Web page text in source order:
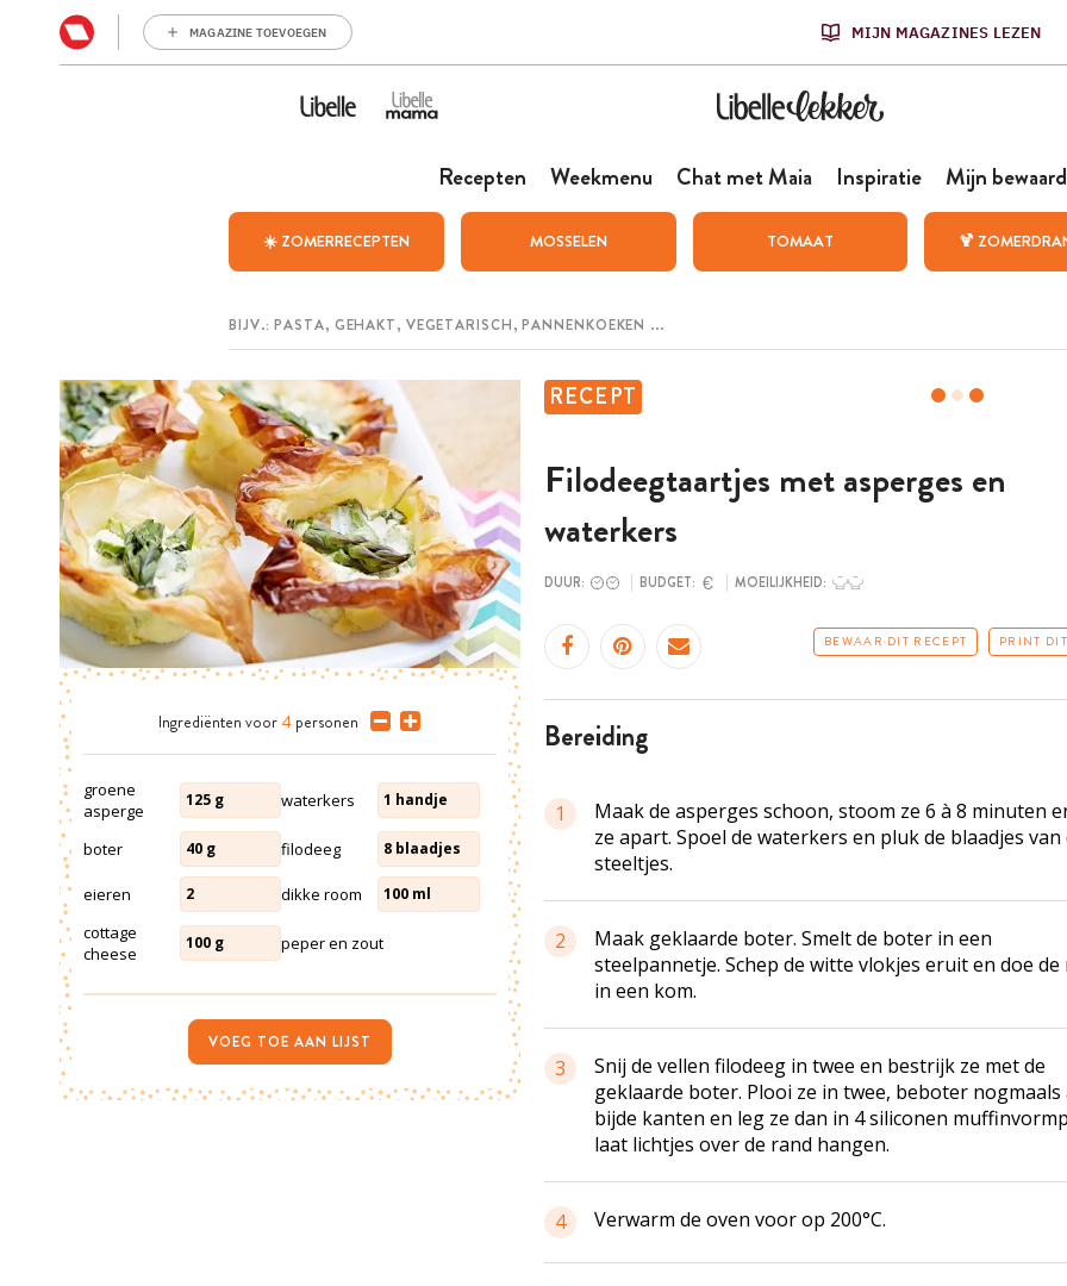
MAGAZINE TOEVOEGEN MIJN MAGAZINES LEZEN
Recepten Weekmenu Chat met Maia Inspiratie Mijn
☀️ ZOMERRECEPTEN MOSSELEN TOMAAT 🍹
RECEPT
Filodeegtaartjes met asperges en
waterkers
DUUR: BUDGET: MOEILIJKHEID:
BEWAAR DIT RECEPT PRINT
bereiding
1
Maak de asperges schoon, stoom ze 6 à 8 minuten
ze apart. Spoel de waterkers en pluk de blaadjes van
steeltjes.
2
Maak geklaarde boter. Smelt de boter in een
steelpannetje. Schep de witte vlokjes eruit en doe de
in een kom.
3
Snij de vellen filodeeg in twee en bestrijk ze met de
geklaarde boter. Plooi ze in twee, beboter nogmaals
bijde kanten en leg ze dan in 4 siliconen
laat lichtjes over de rand hangen.
4 Verwarm de oven voor op 200°C.
Ingrediënten voor 4 personen
groene
asperge
125 g waterkers 1 handje
boter 40 g filodeeg 8 blaadjes
eieren 2 dikke room 100 ml
cottage
cheese
100 g peper en zout
VOEG TOE AAN LIJST